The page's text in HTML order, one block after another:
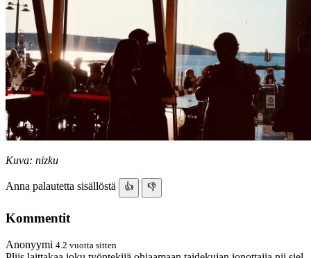
Kuva: nizku
Anna palautetta sisällöstä 👍 👎
Kommentit
Anonyymi 4.2 vuotta sitten